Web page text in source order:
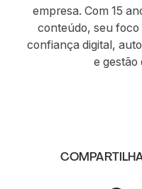
empresa. Com 15
conteúdo, seu
confiança digital,
e gestão